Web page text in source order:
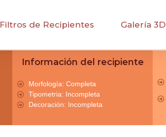
Filtros de Recipientes Galería 3D
Información del recipiente
Morfología: Completa
Tipometria: Incompleta
Decoración: Incompleta